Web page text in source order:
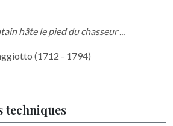
hâte le pied du chasseur ...
(1712 - 1794)
techniques